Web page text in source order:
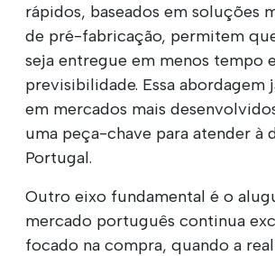
rápidos, baseados em soluções
de pré-fabricação, permitem
seja entregue em menos tempo
previsibilidade. Essa abordagem
em mercados mais
uma peça-chave para atender à
Portugal.
Outro eixo fundamental é o
mercado português continua
focado na compra, quando a